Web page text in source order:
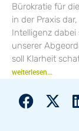
Bürokratie für
in der Praxis
Intelligenz
unserer
soll Klarheit
weiterlesen...